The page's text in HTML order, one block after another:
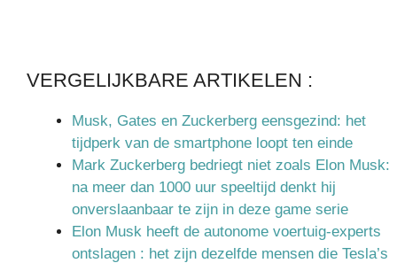
VERGELIJKBARE ARTIKELEN :
Musk, Gates en Zuckerberg eensgezind: het
tijdperk van de smartphone loopt ten einde
Mark Zuckerberg bedriegt niet zoals Elon Musk:
na meer dan 1000 uur speeltijd denkt hij
onverslaanbaar te zijn in deze game serie
Elon Musk heeft de autonome voertuig-experts
ontslagen : het zijn dezelfde mensen die Tesla’s